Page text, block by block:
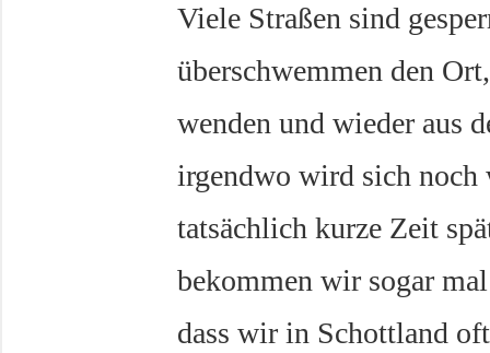
Viele Straßen sind
überschwemmen den
wenden und wieder aus
irgendwo wird sich noch
tatsächlich kurze Zeit
bekommen wir sogar
dass wir in Schottland